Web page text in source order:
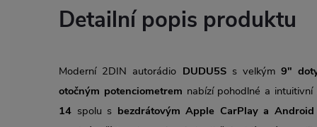
Detailní popis produktu
Moderní 2DIN autorádio DUDU5Ss velkým 9"
otočným potenciometrem nabízí pohodlné a
14 spolu s bezdrátovým Apple CarPlay a